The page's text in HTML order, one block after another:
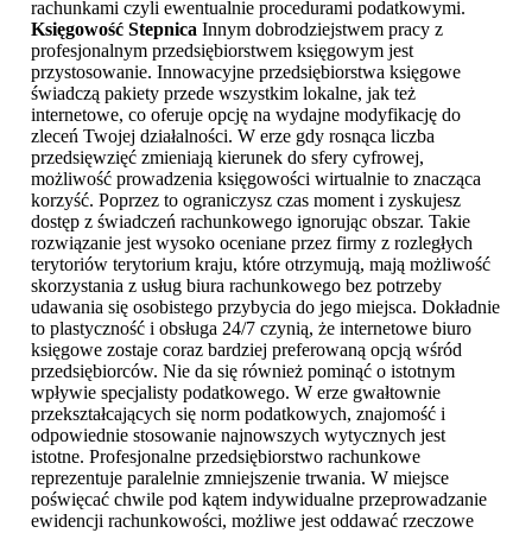
rachunkami czyli ewentualnie procedurami podatkowymi.
Księgowość Stepnica Innym dobrodziejstwem pracy z
profesjonalnym przedsiębiorstwem księgowym jest
przystosowanie. Innowacyjne przedsiębiorstwa księgowe
świadczą pakiety przede wszystkim lokalne, jak też
internetowe, co oferuje opcję na wydajne modyfikację do
zleceń Twojej działalności. W erze gdy rosnąca liczba
przedsięwzięć zmieniają kierunek do sfery cyfrowej,
możliwość prowadzenia księgowości wirtualnie to znacząca
korzyść. Poprzez to ograniczysz czas moment i zyskujesz
dostęp z świadczeń rachunkowego ignorując obszar. Takie
rozwiązanie jest wysoko oceniane przez firmy z rozległych
terytoriów terytorium kraju, które otrzymują, mają możliwość
skorzystania z usług biura rachunkowego bez potrzeby
udawania się osobistego przybycia do jego miejsca. Dokładnie
to plastyczność i obsługa 24/7 czynią, że internetowe biuro
księgowe zostaje coraz bardziej preferowaną opcją wśród
przedsiębiorców. Nie da się również pominąć o istotnym
wpływie specjalisty podatkowego. W erze gwałtownie
przekształcających się norm podatkowych, znajomość i
odpowiednie stosowanie najnowszych wytycznych jest
istotne. Profesjonalne przedsiębiorstwo rachunkowe
reprezentuje paralelnie zmniejszenie trwania. W miejsce
poświęcać chwile pod kątem indywidualne przeprowadzanie
ewidencji rachunkowości, możliwe jest oddawać rzeczowe